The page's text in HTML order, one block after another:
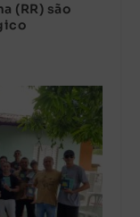
(RR) são